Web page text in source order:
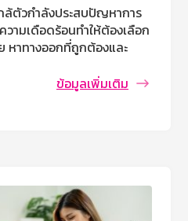
ตัวกำลังประสบปัญหาการ
วามเดือดร้อนทำให้ต้องเลือก
หาทางออกที่ถูกต้องและ
ข้อมูลเพิ่มเติม